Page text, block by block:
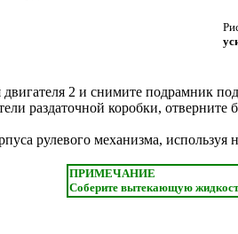
2 и снимите подрамник
раздаточной коробки, отверните
рулевого механизма,
ПРИМЕЧАНИЕ
Соберите вытекающую